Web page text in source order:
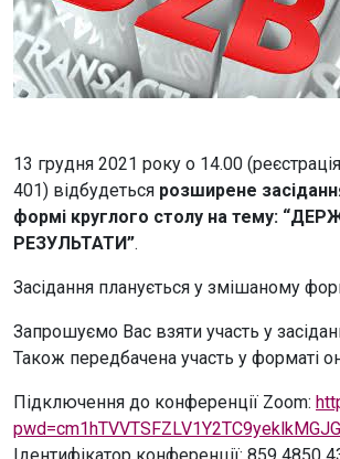
13 грудня 2021 року о 14.00
401) відбудеться розширене
формі круглого столу на тему:
РЕЗУЛЬТАТИ”.
Засідання планується у змішаному
Запрошуємо Вас взяти участь у
Також передбачена участь у форматі
Підключення до конференції Zoom: